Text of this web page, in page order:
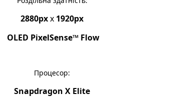
2880pxx 1920px
OLED PixelSense™ Flow
Процесор:
Snapdragon X Elite